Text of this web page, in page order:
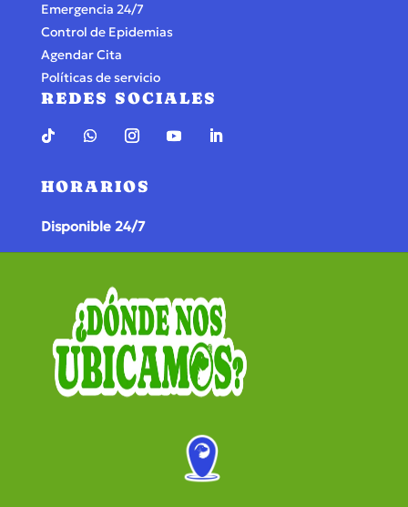
Emergencia 24/7
Control de Epidemias
Agendar Cita
Políticas de servicio
REDES SOCIALES
HORARIOS
Disponible 24/7